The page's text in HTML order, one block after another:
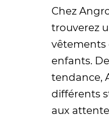
Chez
trouverez
vêtements
enfants.
tendance,
différents
aux